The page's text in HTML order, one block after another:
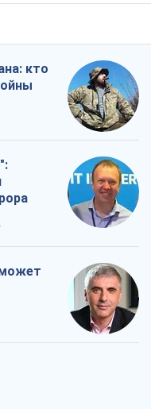
кто
может